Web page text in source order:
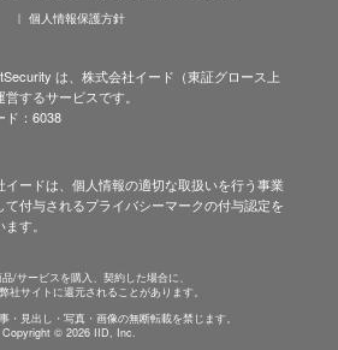
個人情報保護方針
は、株式会社イード（東証グロース上
するサービスです。
ド：6038
イードは、個人情報の適切な取扱いを行う事業
て付与されるプライバシーマークの付与認定を
す。
/サービスを購入、契約した場合に、
社サイトに還元されることがあります。
・見出し・写真・画像の無断転載を禁じます。
Copyright © 2026 IID, Inc.